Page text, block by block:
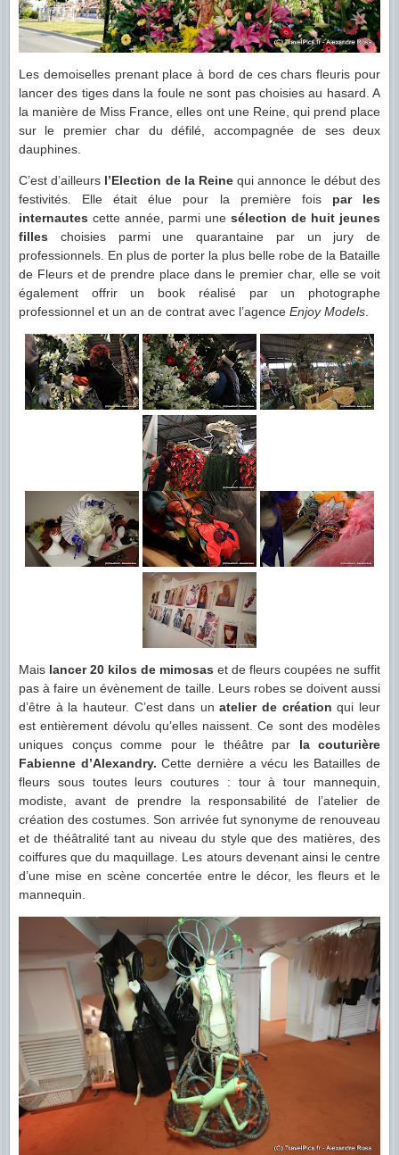
Les demoiselles prenant place à bord de ces chars fleuris pour
lancer des tiges dans la foule ne sont pas choisies au hasard. A
la manière de Miss France, elles ont une Reine, qui prend place
sur le premier char du défilé, accompagnée de ses deux
dauphines.
C’est d’ailleurs l’Election de la Reine qui annonce le début des
festivités. Elle était élue pour la première fois par les
internautes cette année, parmi une sélection de huit jeunes
filles choisies parmi une quarantaine par un jury de
professionnels. En plus de porter la plus belle robe de la Bataille
de Fleurs et de prendre place dans le premier char, elle se voit
également offrir un book réalisé par un photographe
professionnel et un an de contrat avec l’agence Enjoy Models
Mais lancer 20 kilos de mimosas et de fleurs coupées ne suffit
pas à faire un évènement de taille. Leurs robes se doivent aussi
d’être à la hauteur. C’est dans unatelier de création qui leur
est entièrement dévolu qu’elles naissent. Ce sont des modèles
uniques conçus comme pour le théâtre par la couturière
Fabienne d’Alexandry. Cette dernière a vécu les Batailles de
fleurs sous toutes leurs coutures : tour à tour mannequin,
modiste, avant de prendre la responsabilité de l’atelier de
création des costumes. Son arrivée fut synonyme de renouveau
et de théâtralité tant au niveau du style que des matières, des
coiffures que du maquillage. Les atours devenant ainsi le centre
d’une mise en scène concertée entre le décor, les fleurs et le
mannequin.